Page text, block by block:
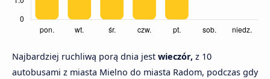
Najbardziej ruchliwą porą dnia jest wieczór, z 10
autobusami z miasta Mielno do miasta Radom, podczas gdy